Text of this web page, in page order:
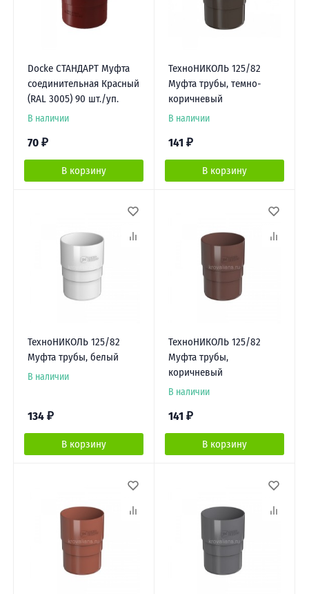
Docke СТАНДАРТ Муфта
соединительная Красный
(RAL 3005) 90 шт./уп.
В наличии
70 ₽
В корзину
ТехноНИКОЛЬ 125/82
Муфта трубы, темно-
коричневый
В наличии
141 ₽
В корзину
ТехноНИКОЛЬ 125/82
Муфта трубы, белый
В наличии
134 ₽
В корзину
ТехноНИКОЛЬ 125/82
Муфта трубы,
коричневый
В наличии
141 ₽
В корзину